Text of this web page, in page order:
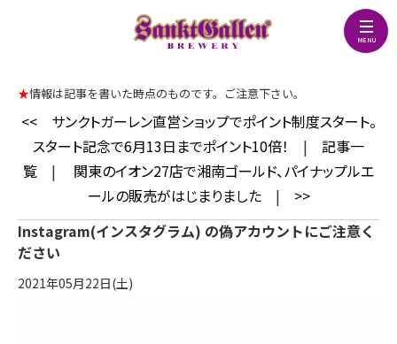
★情報は記事を書いた時点のものです。ご注意下さい。
<<
サンクトガーレン直営ショップでポイント制度スタート。
スタート記念で6月13日までポイント10倍！
| 記事一
覧 |
関東のイオン27店で湘南ゴールド、パイナップルエ
ールの販売がはじまりました| >>
Instagram(インスタグラム) の偽アカウントにご注意く
ださい
2021年05月22日(土)